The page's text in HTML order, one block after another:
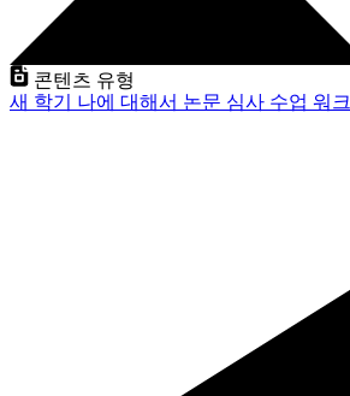
콘텐츠 유형
새 학기 나에 대해서 논문 심사 수업 워